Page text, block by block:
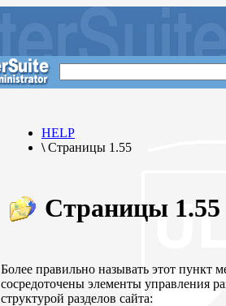
HELP
\Страницы 1.55
Страницы 1.55
Более правильно называть этот пункт
сосредоточены элементы управления
структурой разделов сайта: